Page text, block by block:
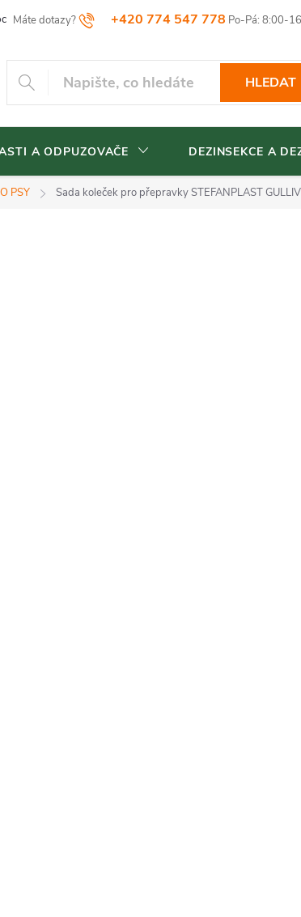
+420 774 547 778
podmínky Reklamační řád Vrácení zboží
HLEDAT
A ODPUZOVAČE DEZINSEKCE A
PSY Sada koleček pro přepravky STEFANPLAST